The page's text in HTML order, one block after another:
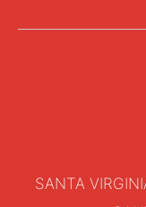
SANTA